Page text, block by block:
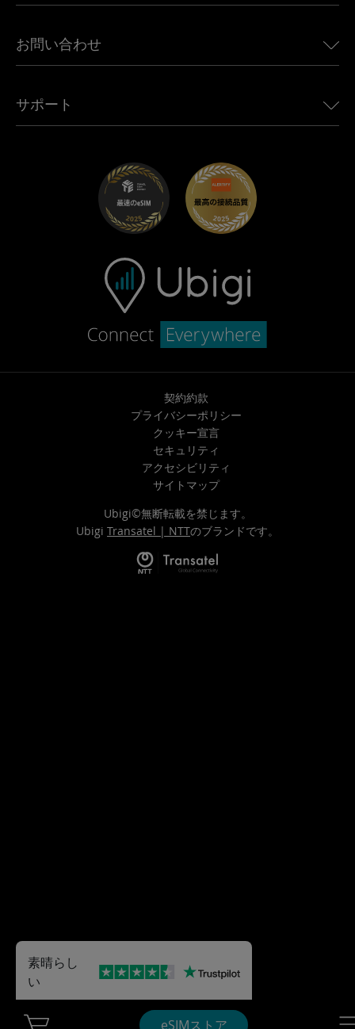
eSIMストア
アフリカ向けeSIM
すべての目的地を見る
Jeep向けUbigi
Mini向けUbigi
Maserati向けUbigi
Ubigi関連プレス
Ubigiアプリ
お問い合わせ
アフェリエイトプログラム
サポート
トラブルシューティング
ヘルプセンター
お問い合わせ先
契約約款
プライバシーポリシー
クッキー宣言
セキュリティ
アクセシビリティ
サイトマップ
Ubigi©無断転載を禁じます。
Ubigi Transatel | NTTのブランドです。
素晴らし
い